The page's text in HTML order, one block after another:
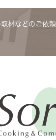
材などのご依